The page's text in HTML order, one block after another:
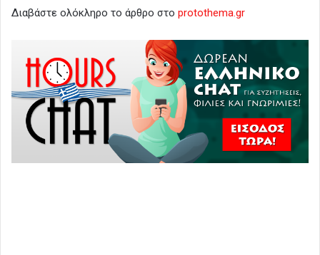
Διαβάστε ολόκληρο το άρθρο στο protothema.gr